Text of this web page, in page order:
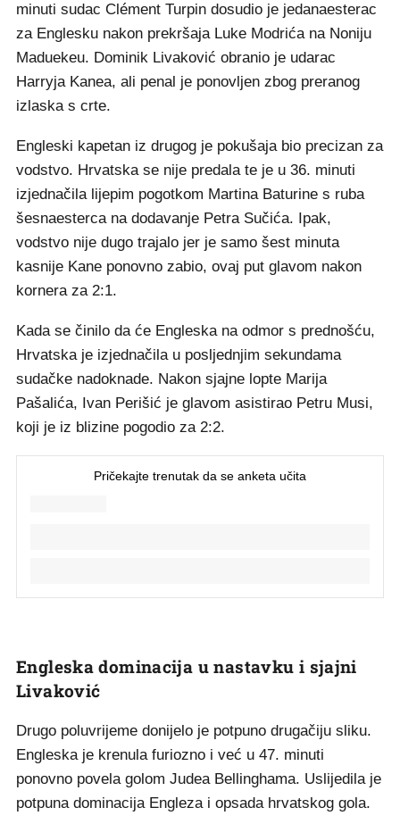
minuti sudac Clément Turpin dosudio je jedanaesterac
za Englesku nakon prekršaja Luke Modrića na Noniju
Maduekeu. Dominik Livaković obranio je udarac
Harryja Kanea, ali penal je ponovljen zbog preranog
izlaska s crte.
Engleski kapetan iz drugog je pokušaja bio precizan za
vodstvo. Hrvatska se nije predala te je u 36. minuti
izjednačila lijepim pogotkom Martina Baturine s ruba
šesnaesterca na dodavanje Petra Sučića. Ipak,
vodstvo nije dugo trajalo jer je samo šest minuta
kasnije Kane ponovno zabio, ovaj put glavom nakon
kornera za 2:1.
Kada se činilo da će Engleska na odmor s prednošću,
Hrvatska je izjednačila u posljednjim sekundama
sudačke nadoknade. Nakon sjajne lopte Marija
Pašalića, Ivan Perišić je glavom asistirao Petru Musi,
koji je iz blizine pogodio za 2:2.
Engleska dominacija u nastavku i sjajni
Livaković
Drugo poluvrijeme donijelo je potpuno drugačiju sliku.
Engleska je krenula furiozno i već u 47. minuti
ponovno povela golom Judea Bellinghama. Uslijedila je
potpuna dominacija Engleza i opsada hrvatskog gola.